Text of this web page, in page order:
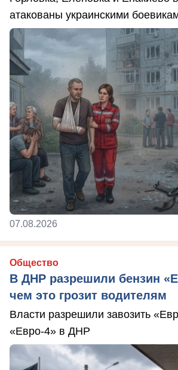
атакованы украинскими
07.08.2026
Общество
В ДНР разрешили бензин
чем это грозит водителям
Власти разрешили завозить
«Евро-4» в ДНР